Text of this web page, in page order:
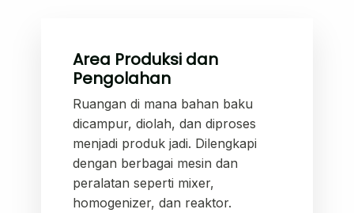
Area Produksi dan
Pengolahan
Ruangan di mana bahan baku
dicampur, diolah, dan diproses
menjadi produk jadi. Dilengkapi
dengan berbagai mesin dan
peralatan seperti mixer,
homogenizer, dan reaktor.